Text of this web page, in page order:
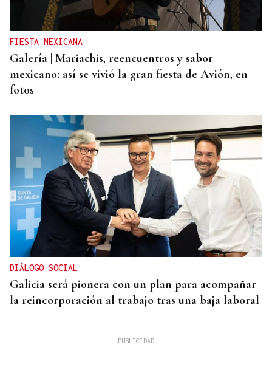
FIESTA MEXICANA
Galería | Mariachis, reencuentros y sabor
mexicano: así se vivió la gran fiesta de Avión, en
fotos
DIÁLOGO SOCIAL
Galicia será pionera con un plan para acompañar
la reincorporación al trabajo tras una baja laboral